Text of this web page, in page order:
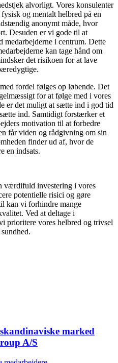
alvorligt. Vores konsulenter
og mentalt helbred på en
anonymt måde, hvor
Desuden er vi gode til at
medarbejderne i centrum. Dette
kan tage hånd om
det risikoen for at lave
fordel følges op løbende. Det
for at følge med i vores
er det muligt at sætte ind i god tid
ind. Samtidigt forstærker et
motivation til at forbedre
får viden og rådgivning om sin
finder ud af, hvor de
en indsats.
værdifuld investering i vores
potentielle risici og gøre
kan vi forhindre mange
Ved at deltage i
prioritere vores helbred og trivsel
marked
A/S